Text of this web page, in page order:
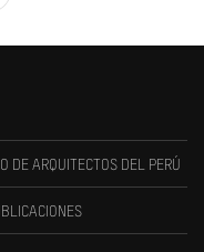
DE ARQUITECTOS DEL PERÚ